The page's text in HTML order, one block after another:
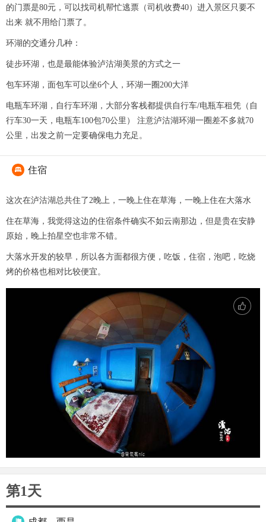
的门票是80元，可以找司机帮忙逃票（司机收费40）进入景区只要不
出来 就不用给门票了。
环湖的交通分几种：
徒步环湖，也是最能体验泸沽湖美景的方式之一
包车环湖，面包车可以坐6个人，环湖一圈200大洋
电瓶车环湖，自行车环湖，大部分客栈都提供自行车/电瓶车租凭（自
行车30一天，电瓶车100包70公里） 注意泸沽湖环湖一圈差不多就70
公里，出发之前一定要确保电力充足。
 住宿
这次在泸沽湖总共住了2晚上，一晚上住在草海，一晚上住在大落水
住在草海，我觉得这边的住宿条件确实不如云南那边，但是贵在安静
原始，晚上拍星空也非常不错。
大落水开发的较早，所以各方面都很方便，吃饭，住宿，泡吧，吃烧
烤的价格也相对比较便宜。
第1天